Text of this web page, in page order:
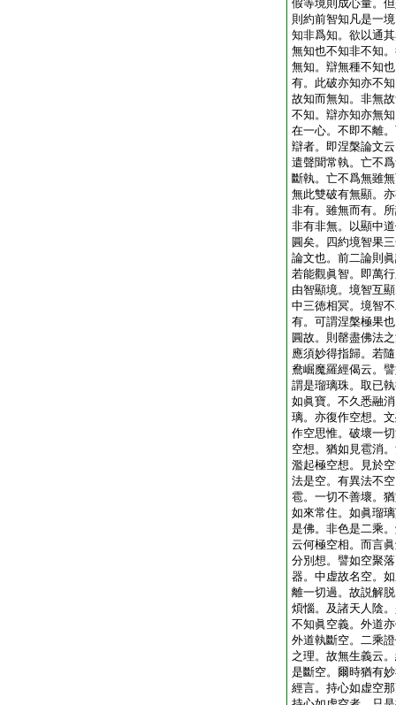
假等境則成心量。
則約前智知凡是一
知非爲知。欲以通
無知也不知非不知
無知。辯無種不知
有。此破亦知亦不
故知而無知。非無
不知。辯亦知亦無
在一心。不即不離
辯者。即涅槃論文
遣聲聞常執。亡不
斷執。亡不爲無雖
無此雙破有無顯。
非有。雖無而有。
非有非無。以顯中
圓矣。四約境智果
論文也。前二論則
若能觀眞智。即萬
由智顯境。境智互
中三徳相冥。境智
有。可謂涅槃極果
圓故。則罄盡佛法
應須妙得指歸。若
鴦崛魔羅經偈云。
謂是瑠璃珠。取已
如眞寶。不久悉融
璃。亦復作空想。
作空思惟。破壞一
空想。猶如見雹消
濫起極空想。見於
法是空。有異法不
雹。一切不善壞。
如來常住。如眞瑠
是佛。非色是二乘
云何極空相。而言
分別想。譬如空聚
器。中虚故名空。
離一切過。故説解
煩惱。及諸天人陰
不知眞空義。外道
外道執斷空。二乘
之理。故無生義云
是斷空。爾時猶有
經言。持心如虚空